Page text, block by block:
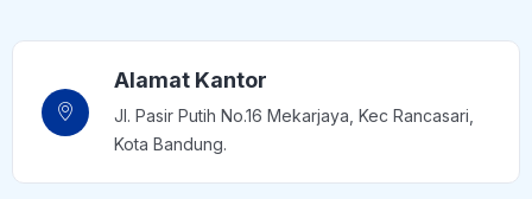
Alamat Kantor
Jl. Pasir Putih No.16 Mekarjaya, Kec Rancasari,
Kota Bandung.